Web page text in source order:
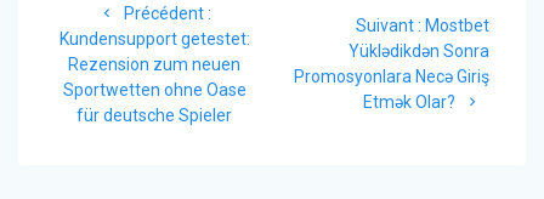
de
l’article
Précédent :Article
précédent
:
Kundensupport getestet:
Rezension zum neuen
Sportwetten ohne Oase
für deutsche Spieler
Suivant : Article
suivant
:
Mostbet
Yüklədikdən Sonra
Promosyonlara Necə Giriş
Etmək Olar?